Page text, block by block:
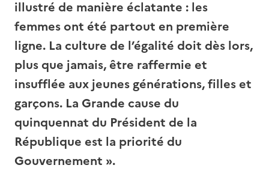
illustré de manière éclatante : les
femmes ont été partout en première
ligne. La culture de l’égalité doit dès lors,
plus que jamais, être raffermie et
insufflée aux jeunes générations, filles et
garçons. La Grande cause du
quinquennat du Président de la
République est la priorité du
Gouvernement ».